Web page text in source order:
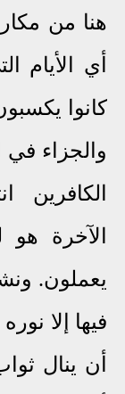
هنا من
أي الأيام
كانوا
والجزاء في
الكافرين
الآخرة هو
يعملون.
فيها إلا
أن ينال